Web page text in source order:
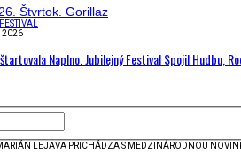
2026
Naplno. Jubilejný Festival Spojil Hudbu,
LEJAVA PRICHÁDZA S MEDZINÁRODNOU